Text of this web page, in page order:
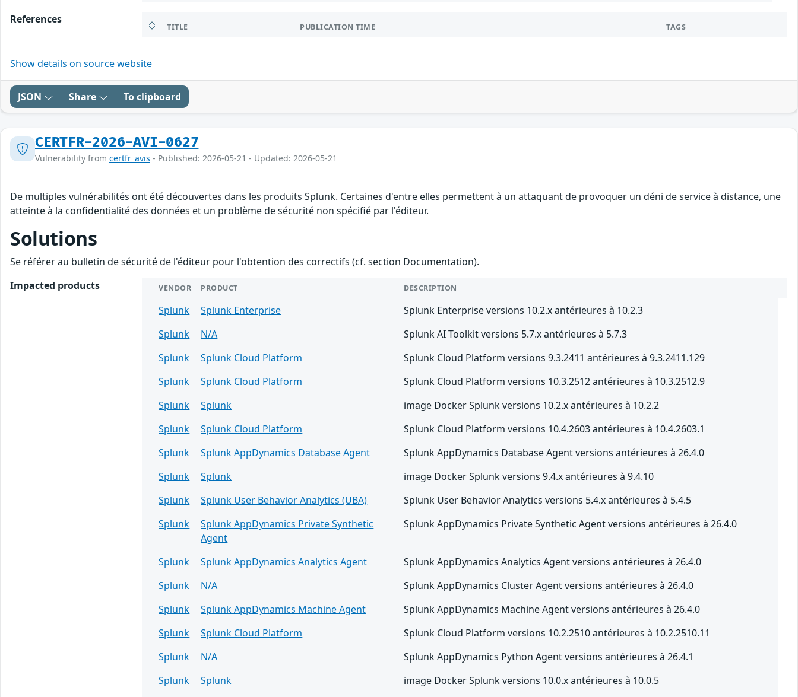
References
TITLE PUBLICATION TIME TAGS
Show details on source website
JSON Share To clipboard
CERTFR-2026-AVI-0627
Vulnerability from certfr_avis - Published: 2026-05-21 - Updated: 2026-05-21
De multiples vulnérabilités ont été découvertes dans les produits Splunk. Certaines d'entre elles permettent à un attaquant de provoquer un déni de service à distance, une
atteinte à la confidentialité des données et un problème de sécurité non spécifié par l'éditeur.
Solutions
Se référer au bulletin de sécurité de l'éditeur pour l'obtention des correctifs (cf. section Documentation).
Impacted products
VENDOR PRODUCT DESCRIPTION
Splunk Splunk Enterprise
Splunk Enterprise versions 10.2.x antérieures à 10.2.3
Splunk
N/A
Splunk AI Toolkit versions 5.7.x antérieures à 5.7.3
Splunk
Splunk Cloud Platform
Splunk Cloud Platform versions 9.3.2411 antérieures à 9.3.2411.129
Splunk
Splunk Cloud Platform
Splunk Cloud Platform versions 10.3.2512 antérieures à 10.3.2512.9
Splunk
Splunk
image Docker Splunk versions 10.2.x antérieures à 10.2.2
Splunk
Splunk Cloud Platform
Splunk Cloud Platform versions 10.4.2603 antérieures à 10.4.2603.1
Splunk
Splunk AppDynamics Database Agent
Splunk AppDynamics Database Agent versions antérieures à 26.4.0
Splunk
Splunk
image Docker Splunk versions 9.4.x antérieures à 9.4.10
Splunk
Splunk User Behavior Analytics (UBA)
Splunk User Behavior Analytics versions 5.4.x antérieures à 5.4.5
Splunk
Splunk AppDynamics Private Synthetic
Agent
Splunk AppDynamics Private Synthetic Agent versions antérieures à 26.4.0
Splunk Splunk AppDynamics Analytics Agent
Splunk AppDynamics Analytics Agent versions antérieures à 26.4.0
Splunk
N/A
Splunk AppDynamics Cluster Agent versions antérieures à 26.4.0
Splunk
Splunk AppDynamics Machine Agent
Splunk AppDynamics Machine Agent versions antérieures à 26.4.0
Splunk
Splunk Cloud Platform
Splunk Cloud Platform versions 10.2.2510 antérieures à 10.2.2510.11
Splunk
N/A
Splunk AppDynamics Python Agent versions antérieures à 26.4.1
Splunk
Splunk image Docker Splunk versions 10.0.x antérieures à 10.0.5